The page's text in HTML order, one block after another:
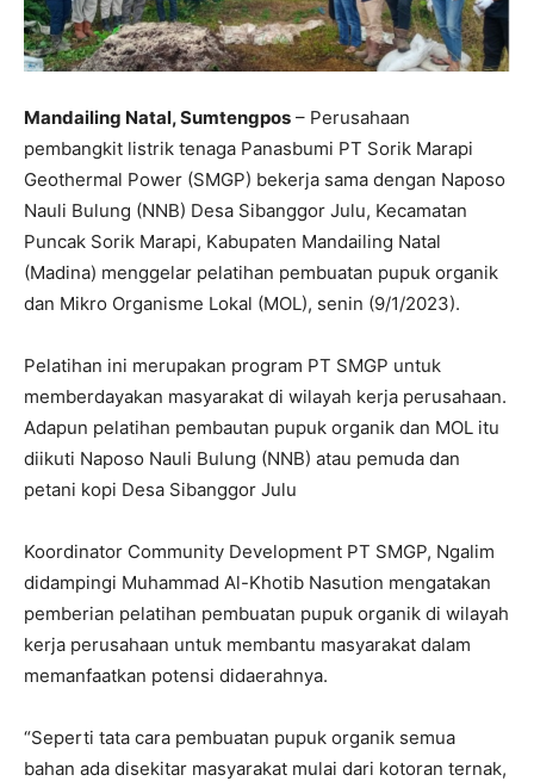
Mandailing Natal, Sumtengpos – Perusahaan
pembangkit listrik tenaga Panasbumi PT Sorik Marapi
Geothermal Power (SMGP) bekerja sama dengan Naposo
Nauli Bulung (NNB) Desa Sibanggor Julu, Kecamatan
Puncak Sorik Marapi, Kabupaten Mandailing Natal
(Madina) menggelar pelatihan pembuatan pupuk organik
dan Mikro Organisme Lokal (MOL), senin (9/1/2023).
Pelatihan ini merupakan program PT SMGP untuk
memberdayakan masyarakat di wilayah kerja perusahaan.
Adapun pelatihan pembautan pupuk organik dan MOL itu
diikuti Naposo Nauli Bulung (NNB) atau pemuda dan
petani kopi Desa Sibanggor Julu
Koordinator Community Development PT SMGP, Ngalim
didampingi Muhammad Al-Khotib Nasution mengatakan
pemberian pelatihan pembuatan pupuk organik di wilayah
kerja perusahaan untuk membantu masyarakat dalam
memanfaatkan potensi didaerahnya.
“Seperti tata cara pembuatan pupuk organik semua
bahan ada disekitar masyarakat mulai dari kotoran ternak,